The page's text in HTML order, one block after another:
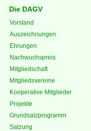
Die DAGV
Vorstand
Auszeichnungen
Ehrungen
Nachwuchspreis
Mitgliedschaft
Mitgliedsvereine
Kooperative Mitglieder
Projekte
Grundsatzprogramm
Satzung